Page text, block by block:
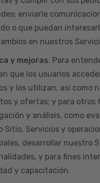
enviarle
o que puedan
en nuestros
y mejoras. Para
que los usuarios
y los utilizan, así como
y ofertas; y para otros
y análisis, como
Sitio, Servicios y
desarrollar nuestro
y para fines
y capacitación.